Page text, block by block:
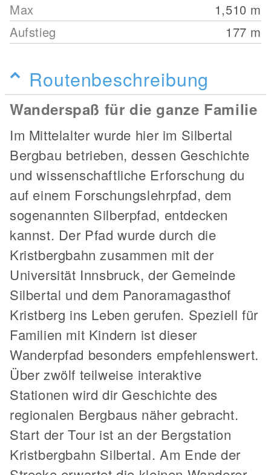
Max
1,510 m
Aufstieg
177 m
Routenbeschreibung
Wanderspaß für die ganze Familie
Im Mittelalter wurde hier im Silbertal
Bergbau betrieben, dessen Geschichte
und wissenschaftliche Erforschung du
auf einem Forschungslehrpfad, dem
sogenannten Silberpfad, entdecken
kannst. Der Pfad wurde durch die
Kristbergbahn zusammen mit der
Universität Innsbruck, der Gemeinde
Silbertal und dem Panoramagasthof
Kristberg ins Leben gerufen. Speziell für
Familien mit Kindern ist dieser
Wanderpfad besonders empfehlenswert.
Über zwölf teilweise interaktive
Stationen wird dir Geschichte des
regionalen Bergbaus näher gebracht.
Start der Tour ist an der Bergstation
Kristbergbahn Silbertal. Am Ende der